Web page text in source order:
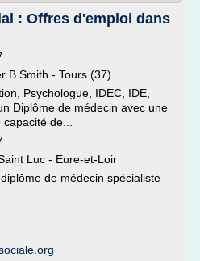
: Offres d'emploi dans
B.Smith - Tours (37)
Psychologue, IDEC, IDE,
Diplôme de médecin avec une
de...
Luc - Eure-et-Loir
de médecin spécialiste